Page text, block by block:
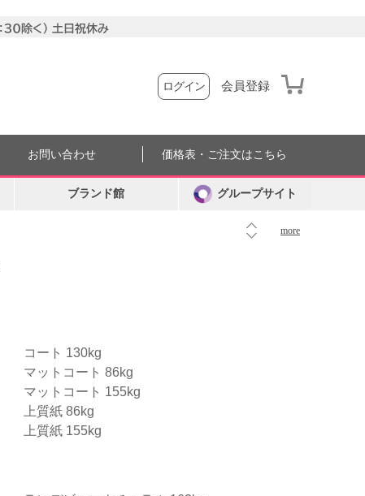
ログイン 会員登録
more
お問い合わせ 価格表・ご注文はこちら
ブランド館 グループサイト
コート 130kg
マットコート 86kg
マットコート 155kg
上質紙 86kg
上質紙 155kg